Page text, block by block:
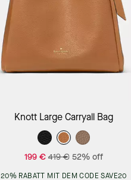
Add to Bag
Knott Large Carryall Bag
199 € 419 € 52% off
20% RABATT MIT DEM CODE SAVE20